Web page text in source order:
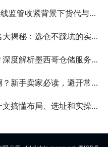
货代与母婴儿童用品行业深度机遇思考
踩坑的实操经验，跨境卖家必看！
务内幕！选对仓库，让跨境发货快一倍！
避开常见坑，快速搭建高效仓储网络！
懂布局、选址和实操技巧！